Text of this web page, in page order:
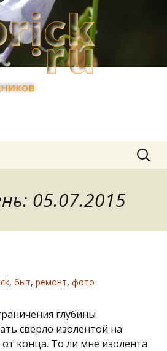
Найти:
05.07.2015
, быт, ремонт, фото
глубины
сверло изолентой на
конца. То ли мне изолента